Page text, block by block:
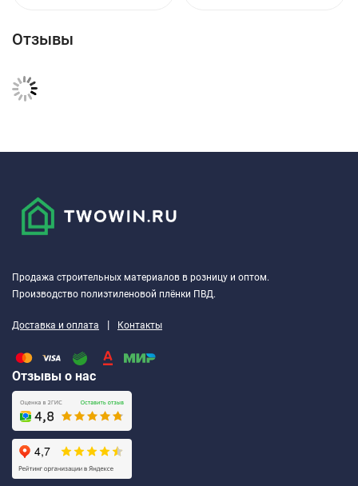
Отзывы
Продажа строительных материалов в розницу и оптом.
Производство полиэтиленовой плёнки ПВД.
Доставка и оплата | Контакты
Отзывы о нас